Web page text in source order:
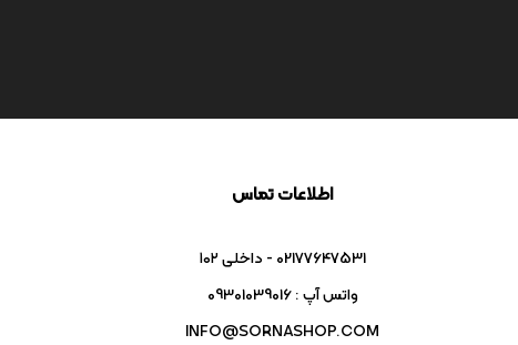
اطلاعات تماس
02177647531 - داخلی ۱۰۲
واتس آپ : 09301039016
INFO@SORNASHOP.COM